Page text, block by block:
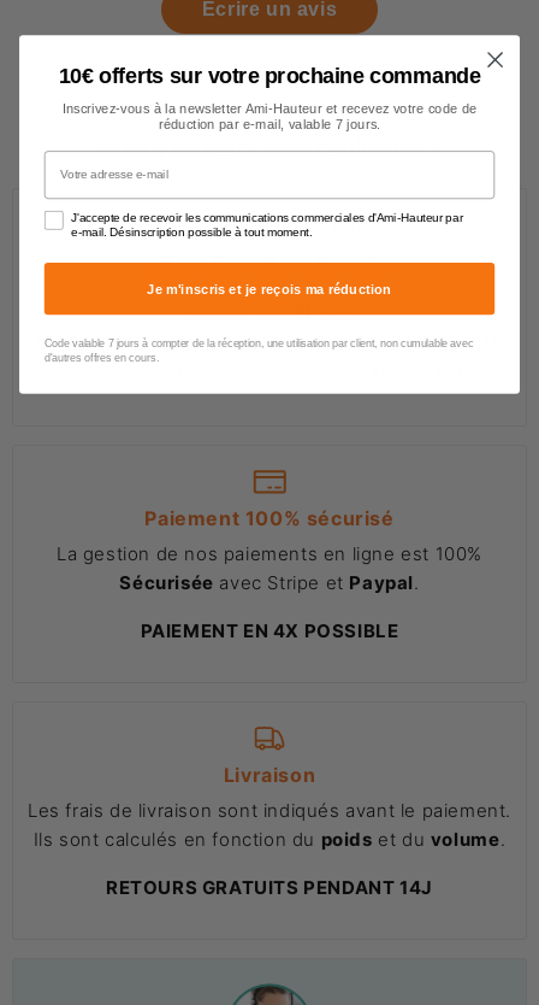
Écrire un avis
Pourquoi nous faire confiance ?
Des clients satisfaits
Les professionnels et particuliers saluent laqualité
Paiement 100% sécurisé
La gestion de nos paiements en ligne est 100%
Sécurisée avec Stripe et Paypal
PAIEMENT EN 4X POSSIBLE
Livraison
Les frais de livraison sont indiqués avant le paiement.
Ils sont calculés en fonction du poids et du volume
RETOURS GRATUITS PENDANT 14J
10€ offerts sur votre prochaine commande
Inscrivez-vous à la newsletter Ami-Hauteur et recevez votre code de
réduction par e-mail, valable 7 jours.
Votre adresse e-mail
J'accepte de recevoir les communications commerciales d'Ami-Hauteur par
e-mail. Désinscription possible à tout moment.
Je m'inscris et je reçois ma réduction
Code valable 7 jours à compter de la réception, une utilisation par client, non cumulable avec
d'autres offres en cours.